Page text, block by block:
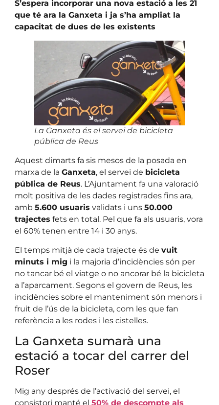
S’espera incorporar una nova estació a les 21
que té ara la Ganxeta i ja s’ha ampliat la
capacitat de dues de les existents
La Ganxeta és el servei de bicicleta
pública de Reus
Aquest dimarts fa sis mesos de la posada en
marxa de la Ganxeta, el servei de bicicleta
pública de Reus. L’Ajuntament fa una valoració
molt positiva de les dades registrades fins ara,
amb 5.600 usuaris validats i uns 50.000
trajectes fets en total. Pel que fa als usuaris, vora
el 60% tenen entre 14 i 30 anys.
El temps mitjà de cada trajecte és de vuit
minuts i mig i la majoria d’incidències són per
no tancar bé el viatge o no ancorar bé la bicicleta
a l’aparcament. Segons el govern de Reus, les
incidències sobre el manteniment són menors i
fruit de l’ús de la bicicleta, com les que fan
referència a les rodes i les cistelles.
La Ganxeta sumarà una
estació a tocar del carrer del
Roser
Mig any després de l’activació del servei, el
consistori manté el 50% de descompte als